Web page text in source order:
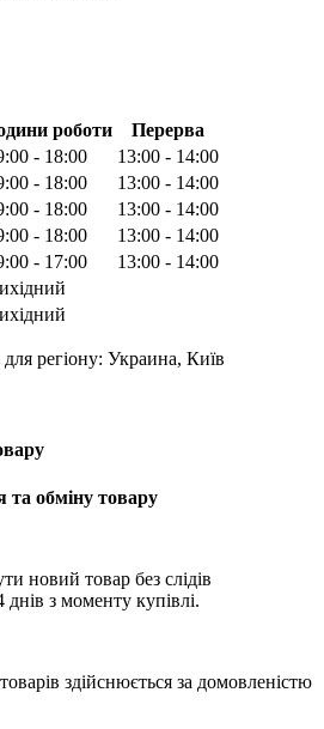
роботи
Перерва
- 18:00
13:00 - 14:00
- 18:00
13:00 - 14:00
- 18:00
13:00 - 14:00
- 18:00
13:00 - 14:00
- 17:00
13:00 - 14:00
регіону: Украина, Київ
обміну товару
новий товар без слідів
днів з моменту купівлі.
здійснюється за домовленістю